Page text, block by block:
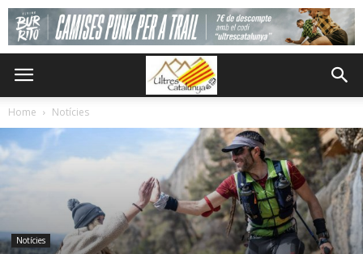
Home Notícies
Notícies